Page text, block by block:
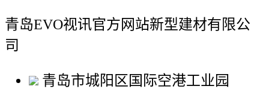
青岛EVO视讯官方网站新型建材有限公
司
青岛市城阳区国际空港工业园